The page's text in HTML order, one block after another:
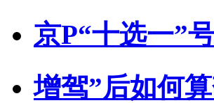
京P“十选一”
增驾”后如何